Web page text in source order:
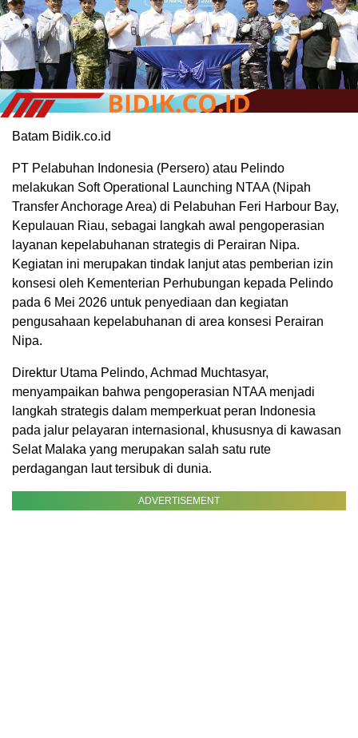
Batam Bidik.co.id
PT Pelabuhan Indonesia (Persero) atau Pelindo
melakukan Soft Operational Launching NTAA (Nipah
Transfer Anchorage Area) di Pelabuhan Feri Harbour Bay,
Kepulauan Riau, sebagai langkah awal pengoperasian
layanan kepelabuhanan strategis di Perairan Nipa.
Kegiatan ini merupakan tindak lanjut atas pemberian izin
konsesi oleh Kementerian Perhubungan kepada Pelindo
pada 6 Mei 2026 untuk penyediaan dan kegiatan
pengusahaan kepelabuhanan di area konsesi Perairan
Nipa.
Direktur Utama Pelindo, Achmad Muchtasyar,
menyampaikan bahwa pengoperasian NTAA menjadi
langkah strategis dalam memperkuat peran Indonesia
pada jalur pelayaran internasional, khususnya di kawasan
Selat Malaka yang merupakan salah satu rute
perdagangan laut tersibuk di dunia.
ADVERTISEMENT